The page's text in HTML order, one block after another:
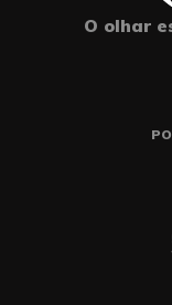
O olhar